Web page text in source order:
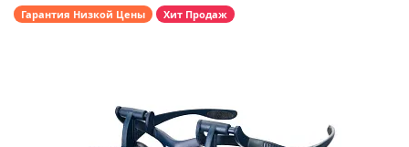
Гарантия Низкой Цены Хит Продаж